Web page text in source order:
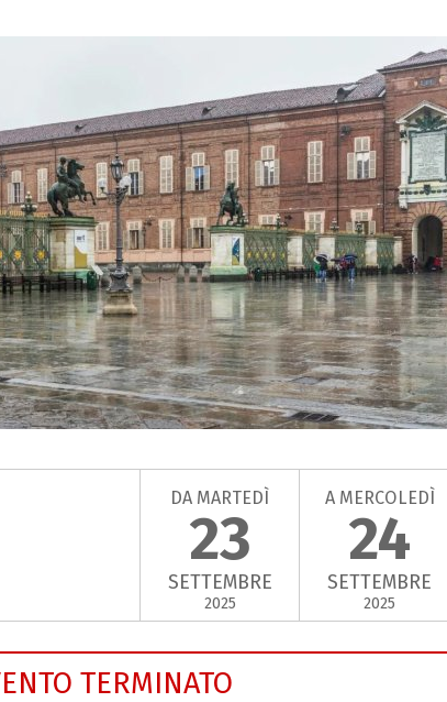
DA MARTEDÌ
23
SETTEMBRE
2025
A MERCOLEDÌ
24
SETTEMBRE
2025
TERMINATO